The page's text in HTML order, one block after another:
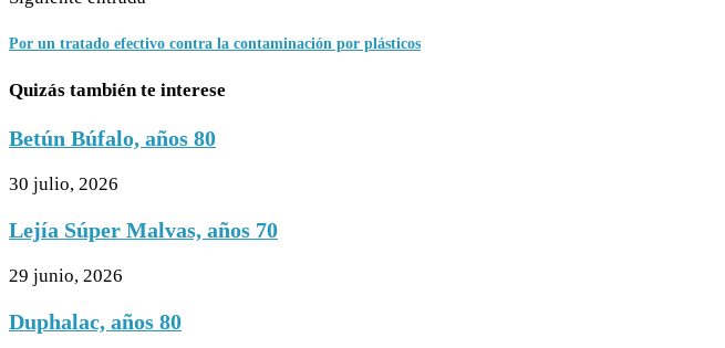
Por un tratado efectivo contra la contaminación por plásticos
Quizás también te interese
Betún Búfalo, años 80
30 julio, 2026
Lejía Súper Malvas, años 70
29 junio, 2026
Duphalac, años 80